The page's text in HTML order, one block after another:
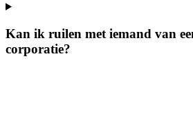
Kan ik ruilen met iemand van
corporatie?